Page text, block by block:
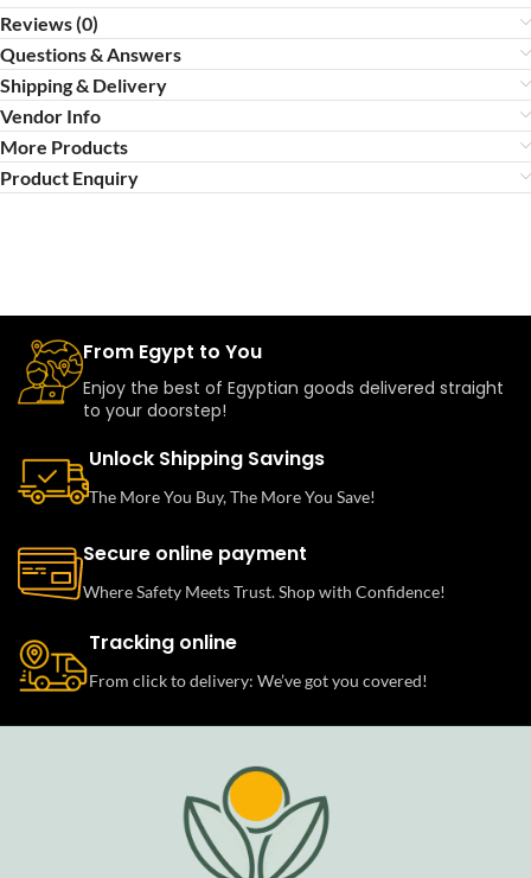
Reviews (0)
Questions & Answers
Shipping & Delivery
Vendor Info
More Products
Product Enquiry
From Egypt to You
Enjoy the best of Egyptian goods delivered straight
to your doorstep!
Unlock Shipping Savings
The More You Buy, The More You Save!
Secure online payment
Where Safety Meets Trust. Shop with Confidence!
Tracking online
From click to delivery: We’ve got you covered!